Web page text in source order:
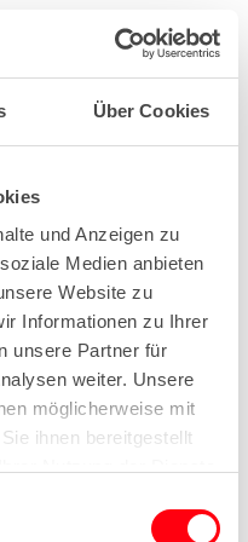
Über Cookies
und Anzeigen zu
Medien anbieten
Website zu
Informationen zu Ihrer
unsere Partner für
weiter. Unsere
möglicherweise mit
ihnen bereitgestellt